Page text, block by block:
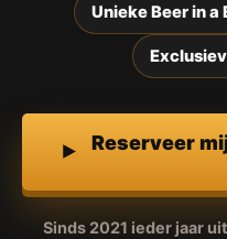
Unieke Beer in
Reserveer
Sinds 2021 ieder jaar